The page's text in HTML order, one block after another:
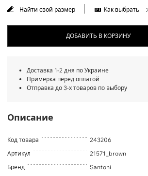
Найти свой размер Как выбрать
ДОБАВИТЬ В КОРЗИНУ
Доставка 1-2 дня по Украине
Примерка перед оплатой
Отправка до 3-х товаров по выбору
Описание
Код товара
243206
Артикул
21571_brown
Бренд
Santoni